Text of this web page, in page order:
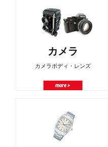
カメラ
カメラボディ・レンズ
more >